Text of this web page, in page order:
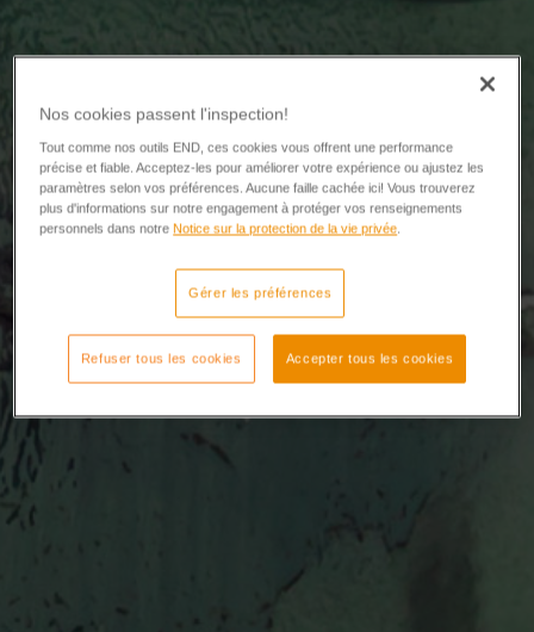
Nos cookies passent l'inspection!
Tout comme nos outils END, ces cookies vous offrent une performance
précise et fiable. Acceptez-les pour améliorer votre expérience ou ajustez les
paramètres selon vos préférences. Aucune faille cachée ici! Vous trouverez
plus d'informations sur notre engagement à protéger vos renseignements
personnels dans notre Notice sur la protection de la vie privée.
Gérer les préférences
Refuser tous les cookies Accepter tous les cookies